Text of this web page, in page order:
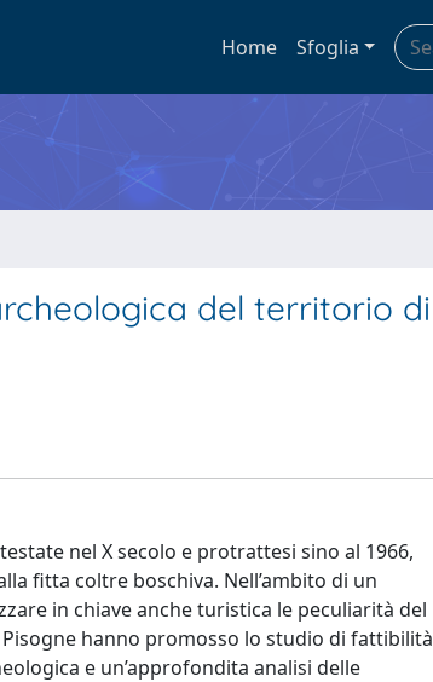
Home Sfoglia
del territorio di
nel X secolo e protrattesi sino al 1966,
fitta coltre boschiva. Nell’ambito di un
in chiave anche turistica le peculiarità del
hanno promosso lo studio di fattibilità
e un’approfondita analisi delle